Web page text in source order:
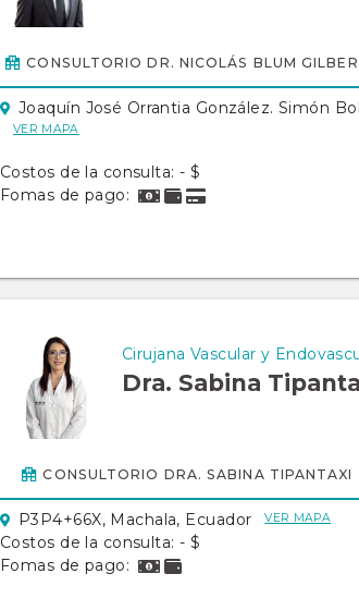
CONSULTORIO DR. NICOLÁS BLUM
Joaquín José Orrantia González. Simón
VER MAPA
Costos de la consulta: - $
Fomas de pago:
Cirujana Vascular y
Dra. Sabina
CONSULTORIO DRA. SABINA TIPANTAXI
P3P4+66X, Machala, Ecuador VER MAPA
Costos de la consulta: - $
Fomas de pago: